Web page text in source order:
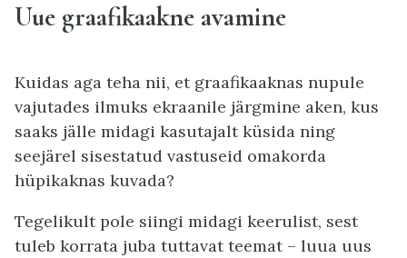
Uue graafikaakne avamine
Kuidas aga teha nii, et graafikaaknas nupule
vajutades ilmuks ekraanile järgmine aken, kus
saaks jälle midagi kasutajalt küsida ning
seejärel sisestatud vastuseid omakorda
hüpikaknas kuvada?
Tegelikult pole siingi midagi keerulist, sest
tuleb korrata juba tuttavat teemat – luua uus